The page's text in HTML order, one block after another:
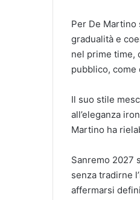
Per De
gradualità e
nel prime time,
pubblico, come
Il suo stile
all’eleganza
Martino ha
Sanremo 2027
senza tradirne
affermarsi